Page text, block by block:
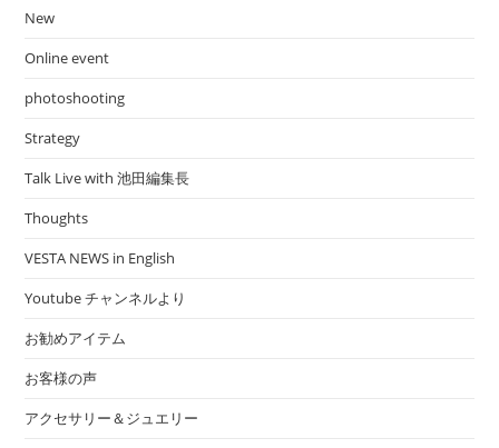
New
Online event
photoshooting
Strategy
Talk Live with 池田編集長
Thoughts
VESTA NEWS in English
Youtube チャンネルより
お勧めアイテム
お客様の声
アクセサリー＆ジュエリー